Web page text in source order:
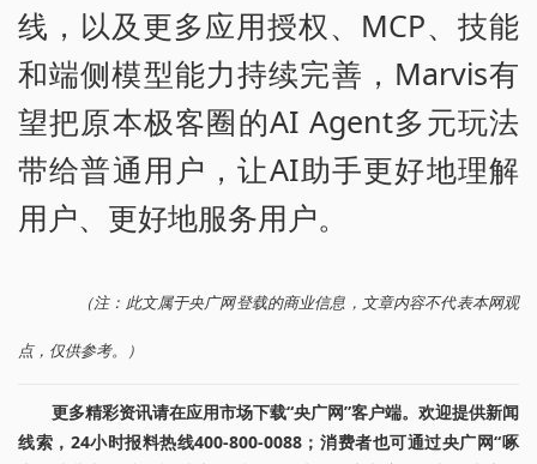
线，以及更多应用授权、MCP、技能
和端侧模型能力持续完善，Marvis有
望把原本极客圈的AI Agent多元玩法
带给普通用户，让AI助手更好地理解
用户、更好地服务用户。
（注：此文属于央广网登载的商业信息，文章内容不代表本网观
点，仅供参考。）
更多精彩资讯请在应用市场下载“央广网”客户端。欢迎提供新闻
线索，24小时报料热线400-800-0088；消费者也可通过央广网“啄